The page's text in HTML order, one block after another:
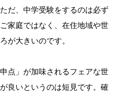
だ、中学受験をするのは必ず
家庭ではなく、在住地域や世
が大きいのです。
点」が加味されるフェアな世
良いというのは短見です。確